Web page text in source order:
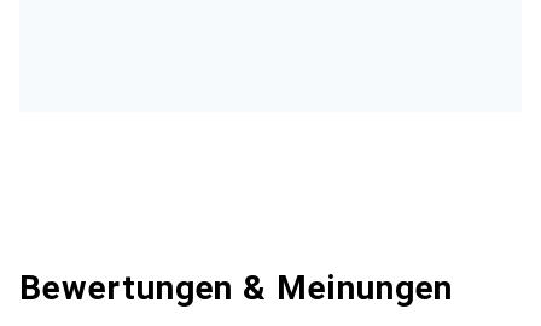
Bewertungen & Meinungen